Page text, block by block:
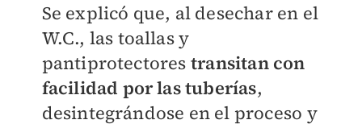
Se explicó que, al desechar en el
W.C., las toallas y
pantiprotectores transitan con
facilidad por las tuberías,
desintegrándose en el proceso y